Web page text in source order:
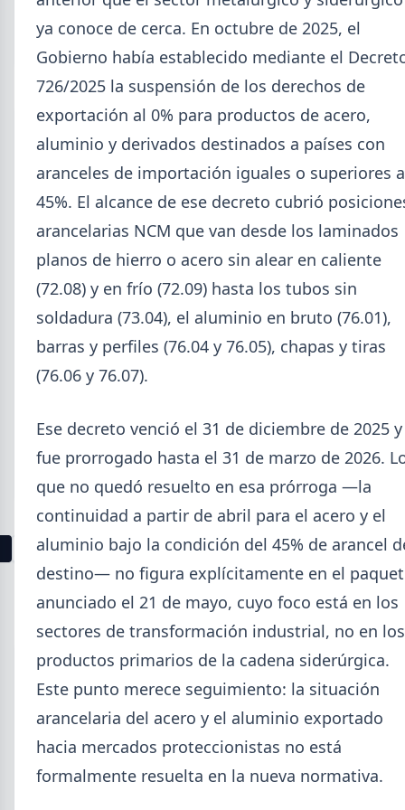
5,7% en 2026 y la capacidad instalada bajó a 40,8%,
uno de los niveles más bajos de la serie.
Producción Mundial de Acero –
Junio 2026
La producción mundial de acero crudo alcanzó
acumulado enero-junio retrocede 0,7%.
3 4 5 6 7 8 9 10 11 12 13
Buscar
2026
Agosto (4)
Julio (9)
ya conoce de cerca. En octubre de 2025, el
Gobierno había establecido mediante el
726/2025 la suspensión de los derechos de
exportación al 0% para productos de acero,
aluminio y derivados destinados a países con
aranceles de importación iguales o superiores
45%. El alcance de ese decreto cubrió
arancelarias NCM que van desde los laminados
planos de hierro o acero sin alear en caliente
(72.08) y en frío (72.09) hasta los tubos sin
soldadura (73.04), el aluminio en bruto (76.01),
barras y perfiles (76.04 y 76.05), chapas y tiras
(76.06 y 76.07).
Ese decreto venció el 31 de diciembre de 2025 y
fue prorrogado hasta el 31 de marzo de 2026.
que no quedó resuelto en esa prórroga —la
continuidad a partir de abril para el acero y el
aluminio bajo la condición del 45% de arancel
destino— no figura explícitamente en el
anunciado el 21 de mayo, cuyo foco está en los
sectores de transformación industrial, no en los
productos primarios de la cadena siderúrgica.
Este punto merece seguimiento: la situación
arancelaria del acero y el aluminio exportado
hacia mercados proteccionistas no está
formalmente resuelta en la nueva normativa.